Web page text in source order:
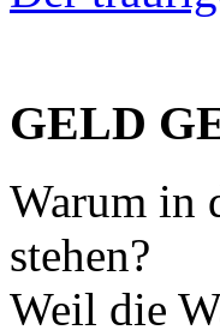
GELD
Warum in
stehen?
Weil die